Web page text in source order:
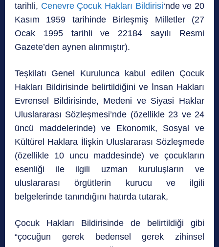
tarihli, Cenevre Çocuk Hakları Bildirisi‘nde ve 20
Kasım 1959 tarihinde Birleşmiş Milletler (27
Ocak 1995 tarihli ve 22184 sayılı Resmi
Gazete’den aynen alınmıştır).
Teşkilatı Genel Kurulunca kabul edilen Çocuk
Hakları Bildirisinde belirtildiğini ve İnsan Hakları
Evrensel Bildirisinde, Medeni ve Siyasi Haklar
Uluslararası Sözleşmesi’nde (özellikle 23 ve 24
üncü maddelerinde) ve Ekonomik, Sosyal ve
Kültürel Haklara İlişkin Uluslararası Sözleşmede
(özellikle 10 uncu maddesinde) ve çocukların
esenliği ile ilgili uzman kuruluşların ve
uluslararası örgütlerin kurucu ve ilgili
belgelerinde tanındığını hatırda tutarak,
Çocuk Hakları Bildirisinde de belirtildiği gibi
“çocuğun gerek bedensel gerek zihinsel